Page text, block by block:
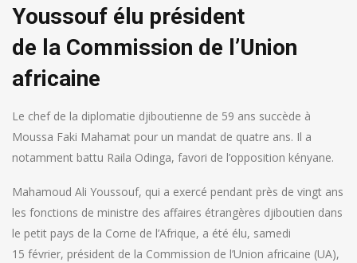
Youssouf élu président
de la Commission de l’Union
africaine
Le chef de la diplomatie djiboutienne de 59 ans succède à
Moussa Faki Mahamat pour un mandat de quatre ans. Il a
notamment battu Raila Odinga, favori de l’opposition kényane.
Mahamoud Ali Youssouf, qui a exercé pendant près de vingt ans
les fonctions de ministre des affaires étrangères djiboutien dans
le petit pays de la Corne de l’Afrique, a été élu, samedi
15 février, président de la Commission de l’Union africaine (UA),